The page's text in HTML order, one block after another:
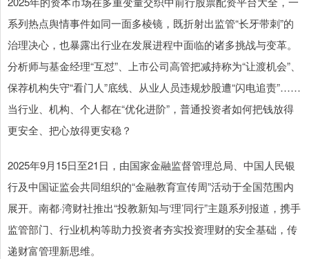
系列热点舆情事件如同一面多棱镜，既折射出监管“长牙带刺”的
治理决心，也暴露出行业在发展进程中面临的诸多挑战与变革。
分析师与基金经理“互怼”、上市公司高管把减持称为“让渡机会”、
保荐机构失守“看门人”底线、从业人员违规炒股遭“闪电追责”……
当行业、机构、个人都在“优化进阶”，普通投资者如何把钱放得
更安全、把心放得更安稳？
2025年9月15日至21日，由国家金融监督管理总局、中国人民银
行及中国证监会共同组织的“金融教育宣传周”活动于全国范围内
展开。南都·湾财社推出“投教新知与‘理’同行”主题系列报道，携手
监管部门、行业机构等助力投资者夯实投资理财的安全基础，传
递财富管理新思维。